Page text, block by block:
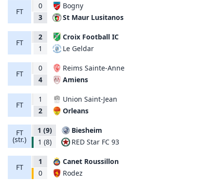
FT
0
3
Bogny
St Maur Lusitanos
FT
2
1
Croix Football IC
Le Geldar
FT
0
4
Reims Sainte-Anne
Amiens
FT
1
2
Union Saint-Jean
Orleans
FT
(str.)
1 (9)
1 (8)
Biesheim
RED Star FC 93
FT
1
0
Canet Roussillon
Rodez